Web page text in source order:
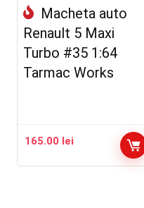
Macheta auto
Renault 5 Maxi
Turbo #35 1:64
Tarmac Works
165.00 lei